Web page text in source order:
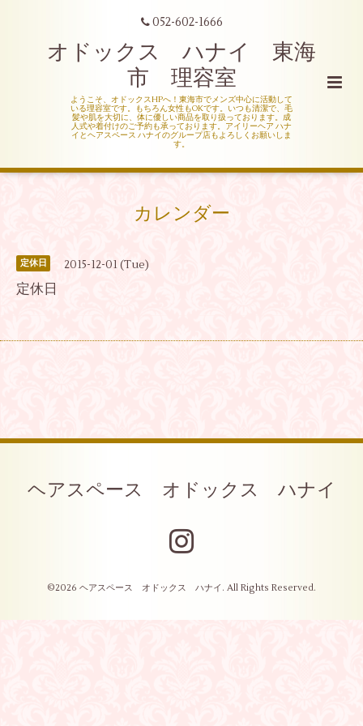
052-602-1666
オドックス ハナイ 東海
市 理容室
ようこそ、オドックスHPへ！東海市でメンズ中心に活動して
いる理容室です。もちろん女性もOKです。いつも清潔で、毛
髪や肌を大切に、体に優しい商品を取り扱っております。成
人式や着付けのご予約も承っております。アイリーヘア ハナ
イとヘアスペース ハナイのグループ店もよろしくお願いしま
す。
カレンダー
定休日 2015-12-01 (Tue)
定休日
ヘアスペース オドックス ハナイ
©2026 ヘアスペース オドックス ハナイ . All Rights Reserved.